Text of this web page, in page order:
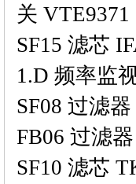
关
SF15 滤芯
1.D 频率监
SF08 过滤
FB06 过滤
SF10 滤芯